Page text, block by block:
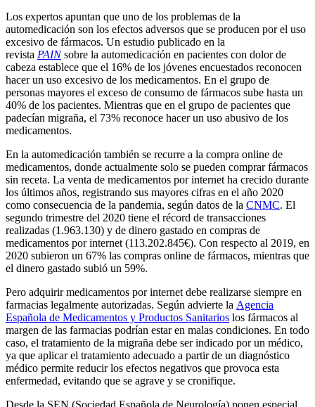
Los expertos apuntan que uno de los problemas de la
automedicación son los efectos adversos que se producen por el uso
excesivo de fármacos. Un estudio publicado en la
revista PAINsobre la automedicación en pacientes con dolor de
cabeza establece que el 16% de los jóvenes encuestados reconocen
hacer un uso excesivo de los medicamentos. En el grupo de
personas mayores el exceso de consumo de fármacos sube hasta un
40% de los pacientes. Mientras que en el grupo de pacientes que
padecían migraña, el 73% reconoce hacer un uso abusivo de los
medicamentos.
En la automedicación también se recurre a la compra online de
medicamentos, donde actualmente solo se pueden comprar fármacos
sin receta. La venta de medicamentos por internet ha crecido durante
los últimos años, registrando sus mayores cifras en el año 2020
como consecuencia de la pandemia, según datos de la CNMC. El
segundo trimestre del 2020 tiene el récord de transacciones
realizadas (1.963.130) y de dinero gastado en compras de
medicamentos por internet (113.202.845€). Con respecto al 2019, en
2020 subieron un 67% las compras online de fármacos, mientras que
el dinero gastado subió un 59%.
Pero adquirir medicamentos por internet debe realizarse siempre en
farmacias legalmente autorizadas. Según advierte la Agencia
Española de Medicamentos y Productos Sanitarios los fármacos al
margen de las farmacias podrían estar en malas condiciones. En todo
caso, el tratamiento de la migraña debe ser indicado por un médico,
ya que aplicar el tratamiento adecuado a partir de un diagnóstico
médico permite reducir los efectos negativos que provoca esta
enfermedad, evitando que se agrave y se cronifique.